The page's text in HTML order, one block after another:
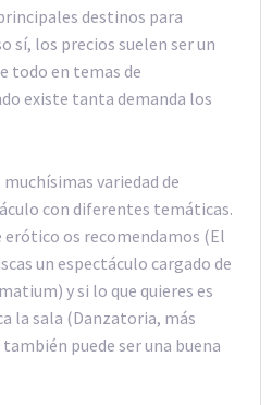
destinos para
sí, los precios suelen ser un
todo en temas de
existe tanta demanda los
variedad de
con diferentes temáticas.
os recomendamos (El
un espectáculo cargado de
y si lo que quieres es
la sala (Danzatoria, más
puede ser una buena